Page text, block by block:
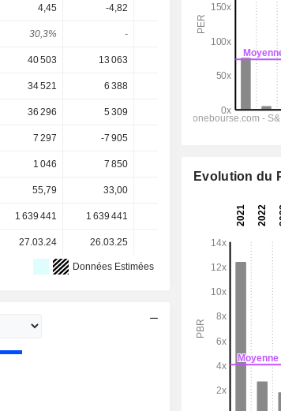
4,45 -4,82 4,213
30,3% - - 20,6%
40 503 13 063 26 074
34 521 6 388 19 893
36 296 5 309 16 286
7 297 -7 905
1 046 7 850
55,79 33,00
1 639 441 1 639 441 1 711 438
27.03.24 26.03.25
Données Estimées
Evolution du